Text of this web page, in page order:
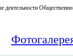
деятельности